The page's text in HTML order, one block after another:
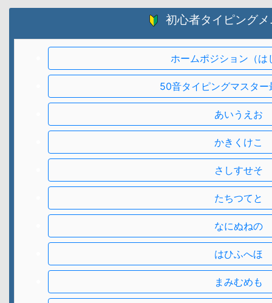
初心者タイピング
ホームポジション（は
50音タイピングマスター
あいうえお
かきくけこ
さしすせそ
たちつてと
なにぬねの
はひふへほ
まみむめも